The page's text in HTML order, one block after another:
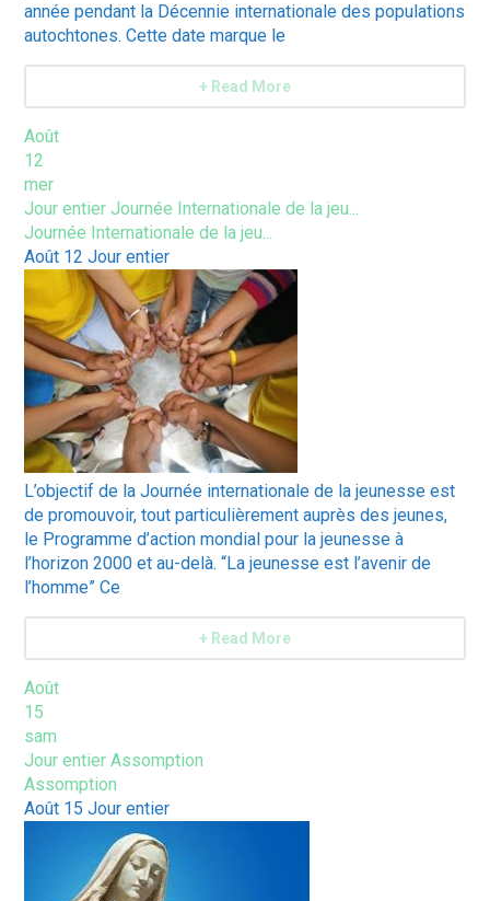
année pendant la Décennie internationale des populations
autochtones. Cette date marque le
+ Read More
Août
12
mer
Jour entierJournée Internationale de la jeu...
Journée Internationale de la jeu...
Août 12Jour entier
L’objectif de la Journée internationale de la jeunesse est
de promouvoir, tout particulièrement auprès des jeunes,
le Programme d’action mondial pour la jeunesse à
l’horizon 2000 et au-delà. “La jeunesse est l’avenir de
l’homme” Ce
+ Read More
Août
15
sam
Jour entierAssomption
Assomption
Août 15Jour entier